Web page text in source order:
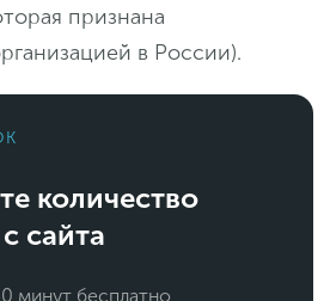
признана
в России).
количество
сайта
минут бесплатно